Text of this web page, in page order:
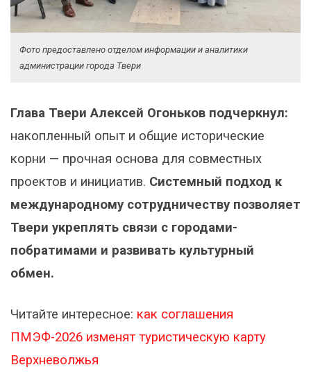
Фото предоставлено отделом информации и аналитики
администрации города Твери
Глава Твери Алексей Огоньков подчеркнул:
накопленный опыт и общие исторические
корни — прочная основа для совместных
проектов и инициатив. Системный подход к
международному сотрудничеству позволяет
Твери укреплять связи с городами-
побратимами и развивать культурный
обмен.
Читайте интересное: как соглашения
ПМЭФ-2026 изменят туристическую карту
Верхневолжья